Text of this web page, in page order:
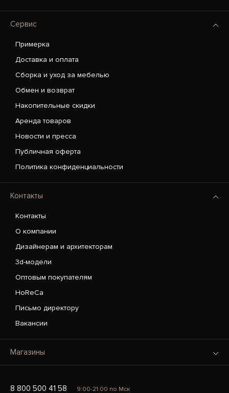
Сервис
Примерка
Доставка и оплата
Сборка и уход за мебелью
Обмен и возврат
Накопительные скидки
Аренда товаров
Новости и пресса
Публичная оферта
Политика конфиденциальности
Контакты
Контакты
О компании
Дизайнерам и архитекторам
3d-модели
Оптовым покупателям
HoReCa
Письмо директору
Вакансии
Магазины
8 800 500 41 58 9:00-21:00 по Мск